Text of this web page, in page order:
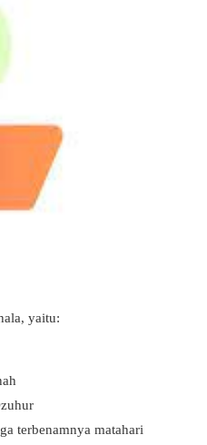
yaitu:
terbenamnya matahari